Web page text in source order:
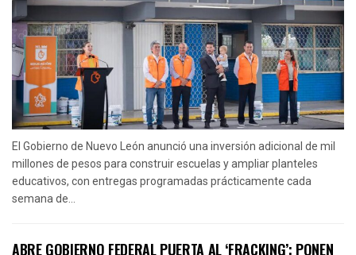
El Gobierno de Nuevo León anunció una inversión adicional de mil
millones de pesos para construir escuelas y ampliar planteles
educativos, con entregas programadas prácticamente cada
semana de...
ABRE GOBIERNO FEDERAL PUERTA AL ‘FRACKING’; PONEN